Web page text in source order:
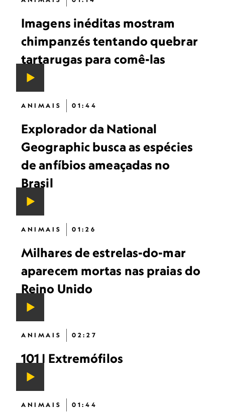
Imagens inéditas mostram
chimpanzés tentando quebrar
tartarugas para comê-las
ANIMAIS 01:44
Explorador da National
Geographic busca as espécies
de anfíbios ameaçadas no
Brasil
ANIMAIS 01:26
Milhares de estrelas-do-mar
aparecem mortas nas praias do
Reino Unido
ANIMAIS 02:27
101 | Extremófilos
ANIMAIS 01:44